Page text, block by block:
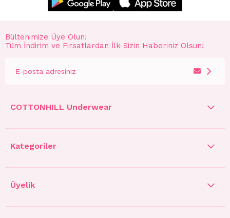
Bültenimize Üye Olun!
Tüm İndirim ve Fırsatlardan İlk Sizin Haberiniz Olsun!
COTTONHILL Underwear
Kategoriler
Üyelik